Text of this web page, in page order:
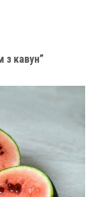
з кавун”